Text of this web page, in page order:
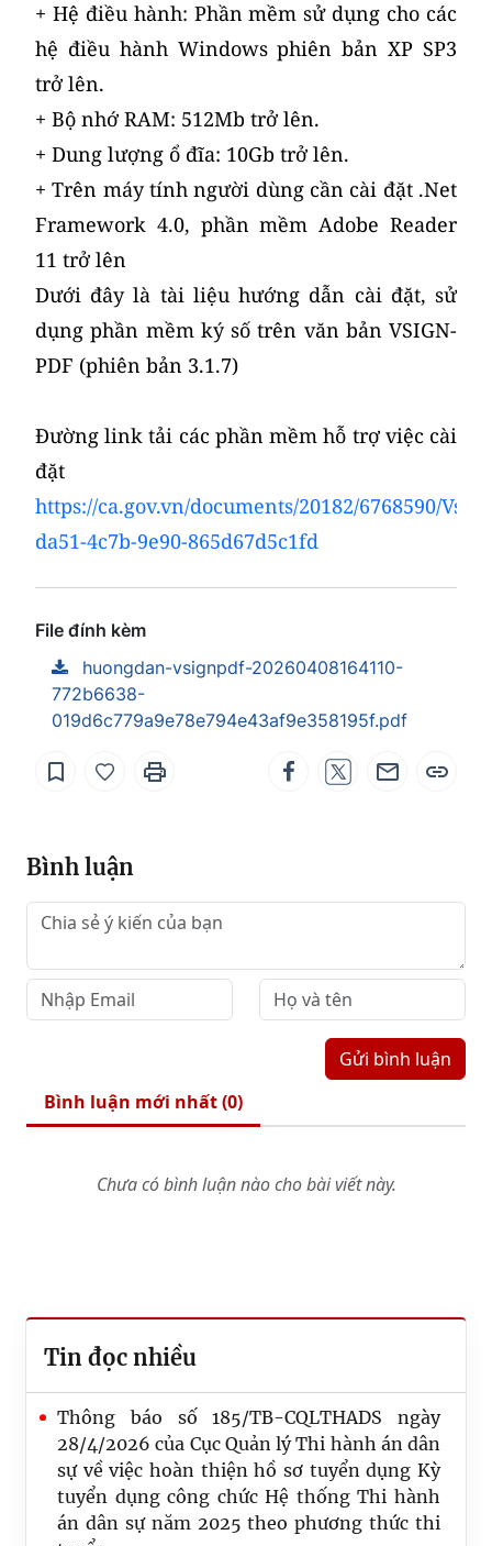
+ Hệ điều hành: Phần mềm sử dụng cho các
hệ điều hành Windows phiên bản XP SP3
trở lên.
+ Bộ nhớ RAM: 512Mb trở lên.
+ Dung lượng ổ đĩa: 10Gb trở lên.
+ Trên máy tính người dùng cần cài đặt .Net
Framework 4.0, phần mềm Adobe Reader
11 trở lên
Dưới đây là tài liệu hướng dẫn cài đặt, sử
dụng phần mềm ký số trên văn bản VSIGN-
PDF (phiên bản 3.1.7)
Đường link tải các phần mềm hỗ trợ việc cài
đặt
https://ca.gov.vn/documents/20182/6768590/
da51-4c7b-9e90-865d67d5c1fd
File đính kèm
huongdan-vsignpdf-20260408164110-
772b6638-
019d6c779a9e78e794e43af9e358195f.pdf
Bình luận
Gửi bình luận
Bình luận mới nhất (0)
Chưa có bình luận nào cho bài viết này.
Tin đọc nhiều
Thông báo số 185/TB-CQLTHADS ngày
28/4/2026 của Cục Quản lý Thi hành án dân
sự về việc hoàn thiện hồ sơ tuyển dụng Kỳ
tuyển dụng công chức Hệ thống Thi hành
án dân sự năm 2025 theo phương thức thi